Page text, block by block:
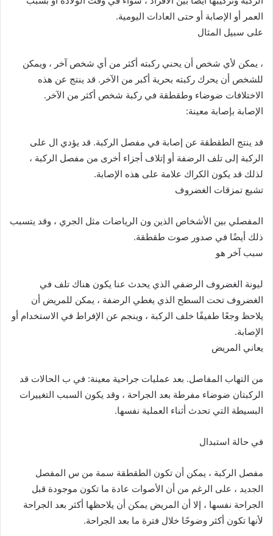
العمر أو الإصابة أو حتى العادات اليومية.
على سبيل المثال
، يمكن لأي شخص أن يحني ركبته أكثر من أي شخص آخر ، ويمكن
للشخص أن يحرك ركبته بحرية أكبر من الآخر. قد ينتج عن هذه
الاختلافات ضوضاء وطقطقة في ركبة شخص أكثر من الآخر.
الإصابة بإصابة معينة:
قد ينتج الطقطقة عن إصابة في مفصل الركبة. قد يؤدي ال على
الركبة إلى تلف الرضفة أو إتلاف أجزاء أخرى من مفصل الركبة ،
لذلك قد يكون الكراك علامة على هذه الإصابة.
تشيع تمزقات الغضروف
المفصلي بين الأشخاص الذين ون الرياضات مثل الجري ، وقد يتسبب
ذلك أيضًا في صدور صوت طقطقة.
سبب آخر هو
ليونة الغضروف الرضفي الذي يحدث عنا يكون هناك تلف في
الغضروف تحت السطح الذي يغطي الرضفة ، يمكن للمريض أن
يلاحظ وجعًا طفيفًا خلف الركبة ، وينجم عن الإفراط في الاستخدام أو
الإصابة.
يعاني المريض
من التهاب المفاصل. بعد عمليات جراحية معينة: في ب الحالات قد
الركبتان ضوضاء مفرطة بعد الجراحة ، وقد يكون السبب التغييرات
البسيطة التي تحدث أثناء العملية نفسها.
في حالة استبدال
مفصل الركبة ، يمكن أن تكون الطقطقة سمة من س المفصل
الجديد ، على الرغم من أن الأصوات عادة ما تكون موجودة قبل
الجراحة نفسها ، إلا أن المريض يمكن أن يلاحظها أكثر بعد الجراحة
لأنها تكون أكثر وضوحًا خلال فترة ما بعد الجراحة.